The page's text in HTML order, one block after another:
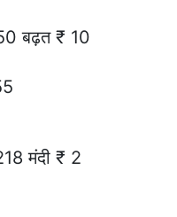
बढ़त ₹ 10
मंदी ₹ 2